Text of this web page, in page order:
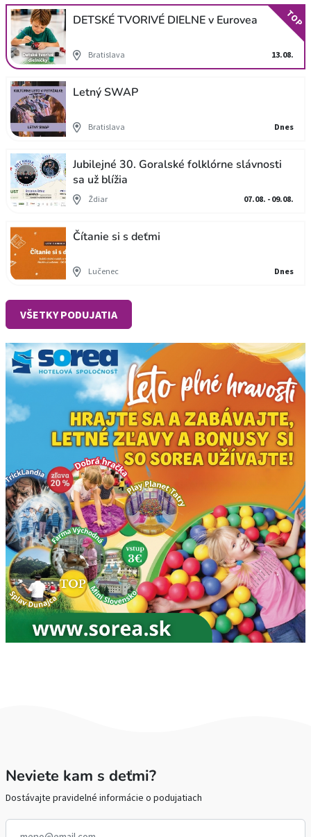
DETSKÉ TVORIVÉ DIELNE v Eurovea
Bratislava 13.08.
TOP
Letný SWAP
Bratislava Dnes
Jubilejné 30. Goralské folklórne slávnosti
sa už blížia
Ždiar 07.08. - 09.08.
Čítanie si s deťmi
Lučenec Dnes
VŠETKY PODUJATIA
Neviete kam s deťmi?
Dostávajte pravidelné informácie o podujatiach